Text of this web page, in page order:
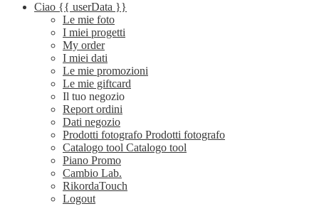
Ciao {{ userData }}
Le mie foto
I miei progetti
My order
I miei dati
Le mie promozioni
Le mie giftcard
Il tuo negozio
Report ordini
Dati negozio
Prodotti fotografo Prodotti fotografo
Catalogo tool Catalogo tool
Piano Promo
Cambio Lab.
RikordaTouch
Logout